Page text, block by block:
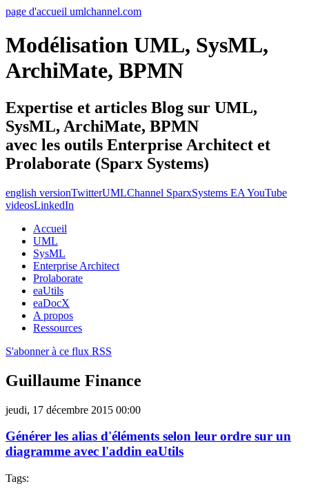
page d'accueil umlchannel.com
Modélisation UML, SysML,
ArchiMate, BPMN
Expertise et articles Blog sur UML,
SysML, ArchiMate, BPMN
avec les outils Enterprise Architect et
Prolaborate (Sparx Systems)
english versionTwitterUMLChannel SparxSystems EA YouTube
videosLinkedIn
Accueil
UML
SysML
Enterprise Architect
Prolaborate
eaUtils
eaDocX
A propos
Ressources
S'abonner à ce flux RSS
Guillaume Finance
jeudi, 17 décembre 2015 00:00
Générer les alias d'éléments selon leur ordre sur un
diagramme avec l'addin eaUtils
Tags: